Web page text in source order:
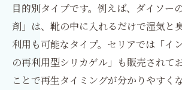
目的別タイプです。例えば、ダイソー
剤」は、靴の中に入れるだけで湿気と
利用も可能なタイプ。セリアでは「イ
の再利用型シリカゲル」も販売されて
ことで再生タイミングが分かりやすく